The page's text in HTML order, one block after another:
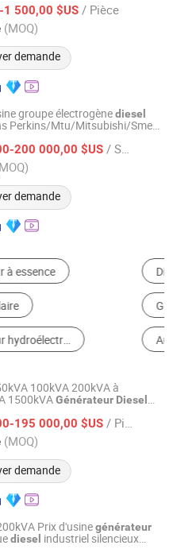
500,00 $US / Pièce
(MOQ)
demande
2026
groupe électrogènediesel
Perkins/Mtu/Mitsubishi/Sme
3750kVA 3000kwgénérateur
de secours
200 000,00 $US / SET
demande
2019
Génératrice à Gaz
100kVA 200kVA à
1500kVAGénérateur Diesel
195 000,00 $US / Pièce
(MOQ)
demande
CO., LTD.
2015
Prix d'usinegénérateur
diesel industriel silencieux
CO., LTD.